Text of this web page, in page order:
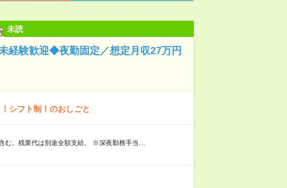
未読
経験歓迎◆夜勤固定／想定月収27万円
シフト制！のおしごと
む。残業代は別途全額支給。 ※深夜勤務手当…